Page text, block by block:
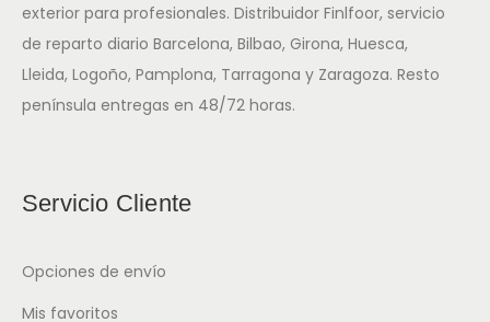
exterior para profesionales. Distribuidor Finlfoor, servicio
de reparto diario Barcelona, Bilbao, Girona, Huesca,
Lleida, Logoño, Pamplona, Tarragona y Zaragoza. Resto
península entregas en 48/72 horas.
Servicio Cliente
Opciones de envío
Mis favoritos